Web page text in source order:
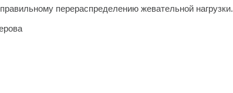
перераспределению жевательной нагрузки.